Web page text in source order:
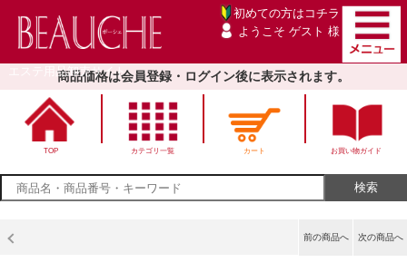
エステ用品卸売サイト
初めての方は コチラ
ようこそ ゲスト 様
商品価格は会員登録・ログイン後に表示されます。
TOP カテゴリ一覧 カート お買い物ガイド
次の商品へ
前の商品へ